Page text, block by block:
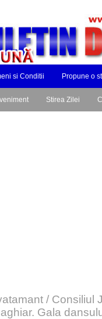
si Conditii Propune o
Stirea Zilei
/ Consiliul
Gala